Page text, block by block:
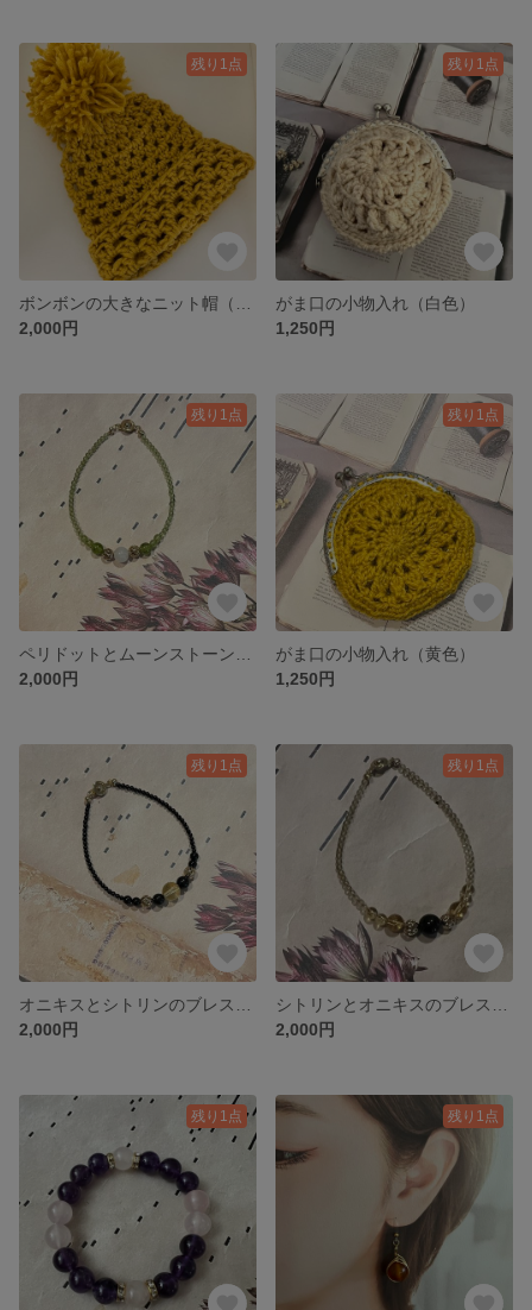
残り1点
2,000円
残り1点
がま口の小物入れ（白色）
1,250円
残り1点
2,000円
残り1点
がま口の小物入れ（黄色）
1,250円
残り1点
2,000円
残り1点
2,000円
残り1点 残り1点